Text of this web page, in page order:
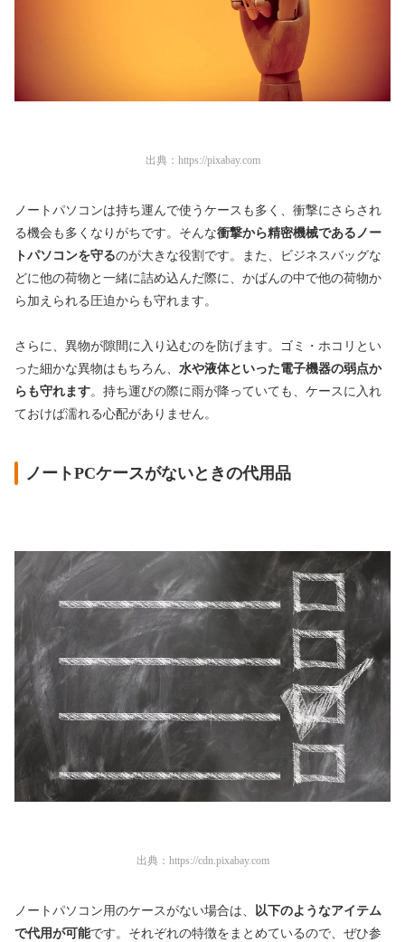
出典： https://pixabay.com
ノートパソコンは持ち運んで使うケースも多く、衝撃にさらされ
る機会も多くなりがちです。そんな衝撃から精密機械であるノー
トパソコンを守るのが大きな役割です。また、ビジネスバッグな
どに他の荷物と一緒に詰め込んだ際に、かばんの中で他の荷物か
ら加えられる圧迫からも守れます。
さらに、異物が隙間に入り込むのを防げます。ゴミ・ホコリとい
った細かな異物はもちろん、 水や液体といった電子機器の弱点か
らも守れます。持ち運びの際に雨が降っていても、ケースに入れ
ておけば濡れる心配がありません。
ノートPCケースがないときの代用品
出典： https://cdn.pixabay.com
ノートパソコン用のケースがない場合は、
以下のようなアイテム
で代用が可能です。それぞれの特徴をまとめているので、ぜひ参